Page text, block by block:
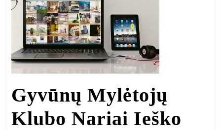
Gyvūnų Mylėtojų
Klubo Nariai Ieško